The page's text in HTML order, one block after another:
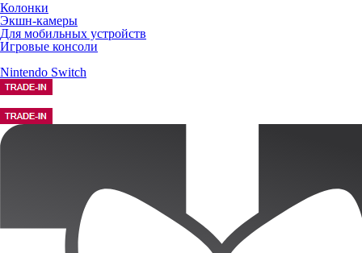
Колонки
Экшн-камеры
Для мобильных устройств
Игровые консоли
Nintendo Switch